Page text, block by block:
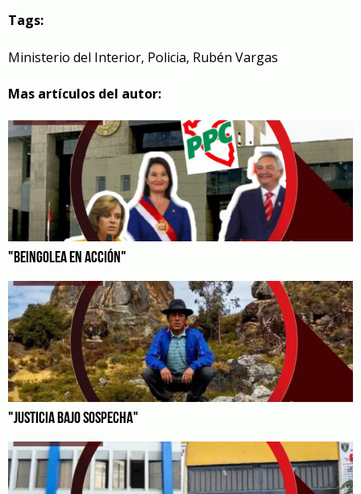
Tags:
Ministerio del Interior, Policia, Rubén Vargas
Mas artículos del autor:
"BEINGOLEA EN ACCIÓN"
"JUSTICIA BAJO SOSPECHA"